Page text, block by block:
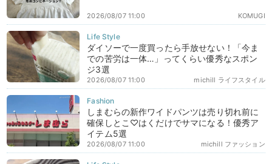
KOMUGI
2026/08/07 11:00
ダイソーで一度買ったら手放せない！「今ま
での苦労は一体…」ってくらい優秀なスポン
ジ3選
michill ライフスタイル
2026/08/07 11:00
しまむらの新作ワイドパンツは売り切れ前に
確保しとこ♡はくだけでサマになる！優秀ア
イテム5選
michill ファッション
2026/08/07 11:00